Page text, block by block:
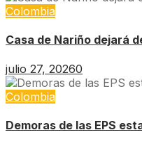
Colombia
Casa de Nariño dejará
julio 27, 20260
Colombia
Demoras de las EPS